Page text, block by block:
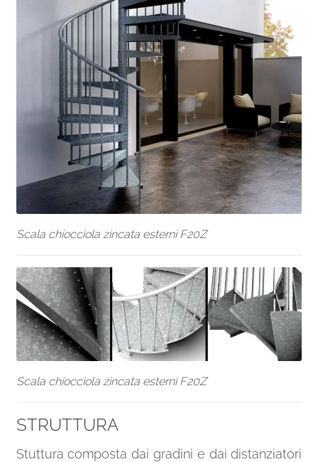
Scala chiocciola zincata esterni F20Z
Scala chiocciola zincata esterni F20Z
STRUTTURA
Stuttura composta dai gradini e dai distanziatori